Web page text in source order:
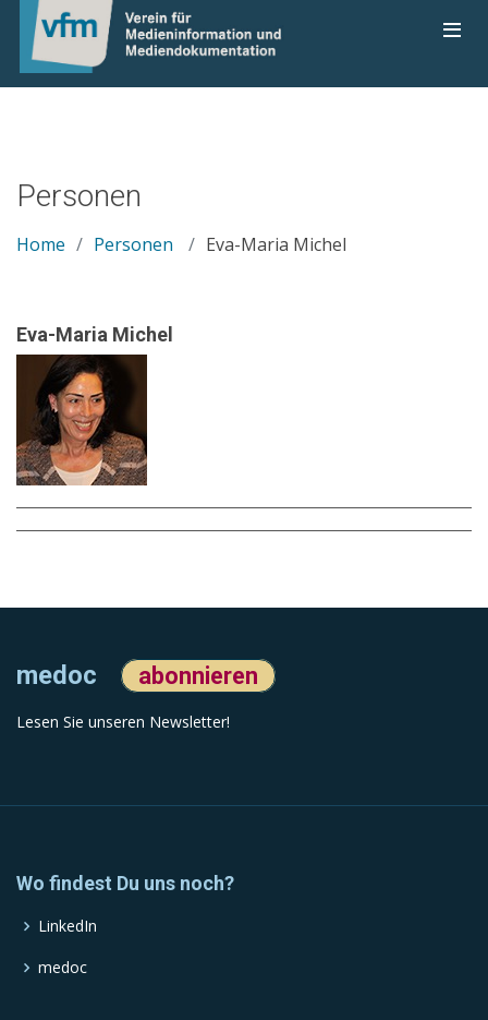
Personen
Home Personen Eva-Maria Michel
Eva-Maria Michel
medoc abonnieren
Lesen Sie unseren Newsletter!
Wo findest Du uns noch?
LinkedIn
medoc